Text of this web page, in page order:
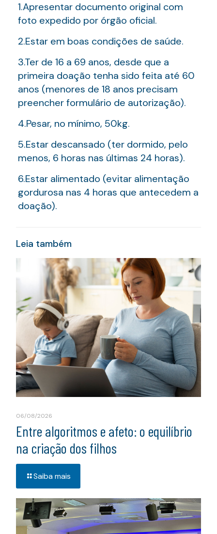
1.Apresentar documento original com
foto expedido por órgão oficial.
2.Estar em boas condições de saúde.
3.Ter de 16 a 69 anos, desde que a
primeira doação tenha sido feita até 60
anos (menores de 18 anos precisam
preencher formulário de autorização).
4.Pesar, no mínimo, 50kg.
5.Estar descansado (ter dormido, pelo
menos, 6 horas nas últimas 24 horas).
6.Estar alimentado (evitar alimentação
gordurosa nas 4 horas que antecedem a
doação).
Leia também
06/08/2026
Entre algoritmos e afeto: o equilíbrio
na criação dos filhos
Saiba mais